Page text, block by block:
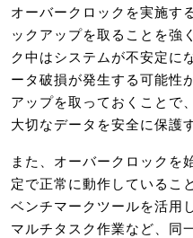
オーバークロックを実施す
ックアップを取ることを強
ク中はシステムが不安定に
ータ破損が発生する可能性
アップを取っておくことで
大切なデータを安全に保護
また、オーバークロックを
定で正常に動作しているこ
ベンチマークツールを活用
マルチタスク作業など、同